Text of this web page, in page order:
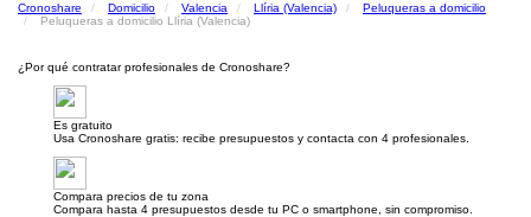
Cronoshare Domicilio Valencia Llíria (Valencia)
Peluqueras a domicilio
Peluqueras a domicilio Llíria (Valencia)
¿Por qué contratar profesionales de Cronoshare?
Es gratuito
Usa Cronoshare gratis: recibe presupuestos y contacta con 4 profesionales.
Compara precios de tu zona
Compara hasta 4 presupuestos desde tu PC o smartphone, sin compromiso.